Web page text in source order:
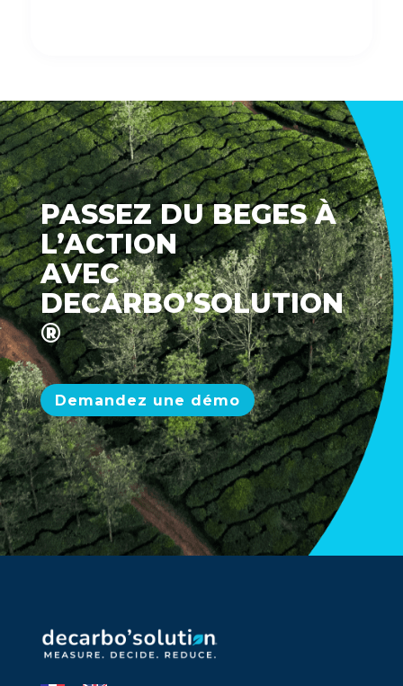
PASSEZ DU BEGES À
L’ACTION
AVEC
DECARBO’SOLUTION
®
Demandez une démo